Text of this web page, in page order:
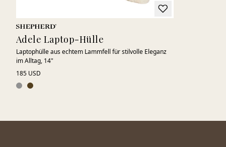
Adele Laptop-Hülle
Laptophülle aus echtem Lammfell für stilvolle Eleganz
im Alltag, 14"
185 USD